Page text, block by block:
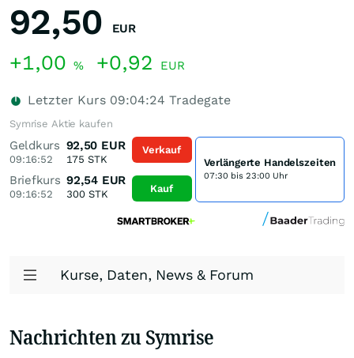
92,50 EUR
+1,00 % +0,92 EUR
Letzter Kurs 09:04:24 Tradegate
Symrise Aktie kaufen
Geldkurs
09:16:52
92,50 EUR
175 STK
Briefkurs
09:16:52
92,54 EUR
300STK
Verkauf
Kauf
Verlängerte Handelszeiten
07:30 bis 23:00 Uhr
Kurse, Daten, News & Forum
Nachrichten zu Symrise